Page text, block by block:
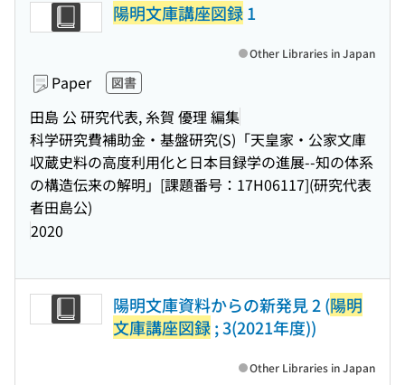
陽明文庫講座図録1
Paper 図書
田島 公 研究代表, 糸賀 優理 編集
科学研究費補助金・基盤研究(S)「天皇家・公家文庫
収蔵史料の高度利用化と日本目録学の進展--知の体系
の構造伝来の解明」[課題番号：17H06117](研究代表
者田島公)
2020
Other Libraries in Japan
陽明文庫資料からの新発見 2 (陽明
文庫講座図録; 3(2021年度))
Other Libraries in Japan